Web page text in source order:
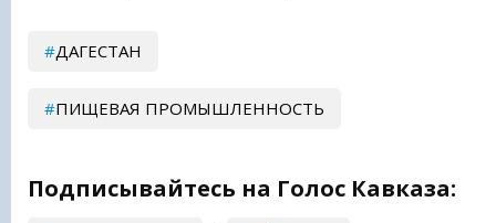
ДАГЕСТАН
ПИЩЕВАЯ ПРОМЫШЛЕННОСТЬ
Подписывайтесь на Голос Кавказа: